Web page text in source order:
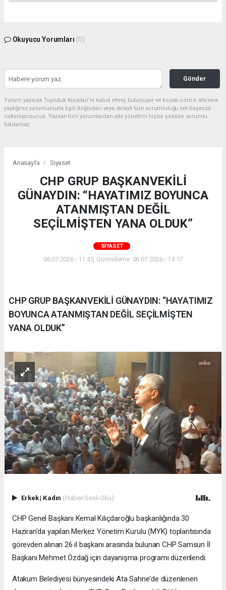
Okuyucu Yorumları (0)
Gönder
Yorum yazarak Topluluk Kuralları’nı kabul etmiş bulunuyor ve kozatv.com.tr sitesine
yaptığınız yorumunuzla ilgili doğrudan veya dolaylı tüm sorumluluğu tek başınıza
üstleniyorsunuz. Yazılan tüm yorumlardan site yönetimi hiçbir şekilde sorumlu
tutulamaz.
Anasayfa Siyaset
CHP GRUP BAŞKANVEKİLİ
GÜNAYDIN: “HAYATIMIZ BOYUNCA
ATANMIŞTAN DEĞİL
SEÇİLMİŞTEN YANA OLDUK”
SIYASET
06.07.2026 - 11:45, Güncelleme: 06.07.2026 - 14:17
CHP GRUP BAŞKANVEKİLİ GÜNAYDIN: “HAYATIMIZ
BOYUNCA ATANMIŞTAN DEĞİL SEÇİLMİŞTEN
YANA OLDUK”
Erkek| Kadın (Haberi Sesli Oku)
CHP Genel Başkanı Kemal Kılıçdaroğlu başkanlığında 30
Haziran'da yapılan Merkez Yönetim Kurulu (MYK) toplantısında
görevden alınan 26 il başkanı arasında bulunan CHP Samsun İl
Başkanı Mehmet Özdağ için dayanışma programı düzenlendi.
Atakum Belediyesi bünyesindeki Ata Sahne'de düzenlenen